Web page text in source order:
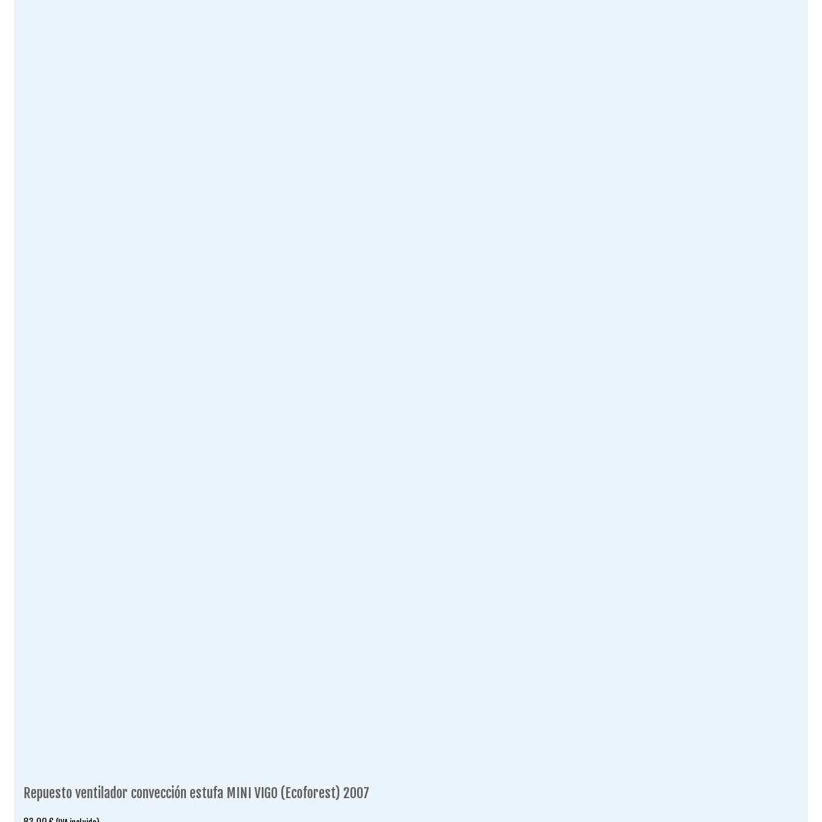
Repuesto ventilador convección estufa MINI VIGO (Ecoforest) 2007